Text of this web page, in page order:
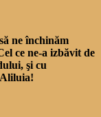
ne închinăm
ce ne-a izbăvit de
şi cu